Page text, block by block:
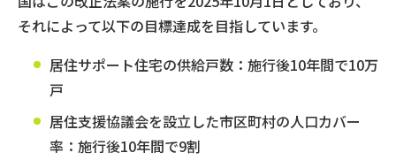
それによって以下の目標達成を目指しています。
居住サポート住宅の供給戸数：施行後10年間で10万
戸
居住支援協議会を設立した市区町村の人口カバー
率：施行後10年間で9割